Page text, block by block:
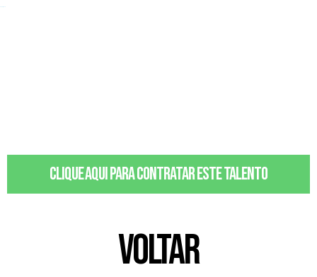
Clique aqui para contratar este talento
VOLTAR